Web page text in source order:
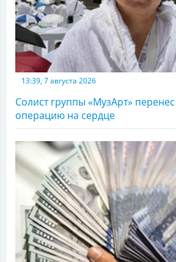
13:39, 7 августа 2026
Солист группы «МузАрт»
операцию на сердце